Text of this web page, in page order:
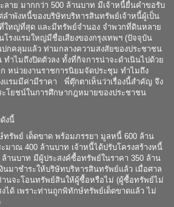
ลาย มากกว่า 500 ล้านบาท มีเจ้าหนี้ยื่นคำขอรับ
ลำพังหนี้ของบริษัทบริหารสินทรัพย์เจ้าหนี้ผู้เป็น
ใหญ่ที่สุด และมีทรัพย์จำนอง จำพวกที่ดินหลาย
โรงแรมใหญ่มีชื่อเสียงของกรุงเทพฯ (ปัจจุบัน
กคลุมแล้ว ท่ามกลางความสงสัยของประชาชน
ทำไมถึงปิดตัวลง ทั้งที่กิจการน่าจะดำเนินไปด้วย
หน่วยงานราชการนิยมจัดประชุม ทำไมถึง
แรมมีค่ามีราคา พี่ตุ๊กตาเห็นว่าเรื่องนี้สำคัญ จึง
ระโยชน์ในการศึกษากฎหมายของประชาชน
งนี้
ดขาด พร้อมภรรยา มูลหนี้ 600 ล้าน
มาณ 400 ล้านบาท เจ้าหนี้ได้ปรับโครงสร้างหนี้
านบาท มีผู้ประสงค์ซื้อทรัพย์ในราคา 350 ล้าน
นมาชำระให้บริษัทบริหารสินทรัพย์แล้ว เมื่อศาล
านจะโอนทรัพย์สินให้ผู้ซื้อหรือไม่ (ผู้ซื้อทรัพย์ไม่
ได้ เพราะท่านถูกพิทักษ์ทรัพย์เด็ดขาดแล้ว ไม่